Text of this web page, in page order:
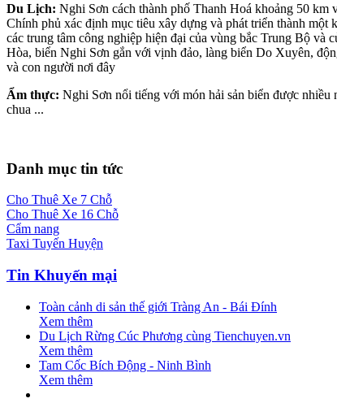
Du Lịch: Nghi Sơn cách thành phố Thanh Hoá khoảng 50
Chính phủ xác định mục tiêu xây dựng và phát triển thành
các trung tâm công nghiệp hiện đại của vùng bắc Trung Bộ và
Hòa, biển Nghi Sơn gắn với vịnh đảo, làng biển Do Xuyên,
và con người nơi đây
Ẩm thực: Nghi Sơn nổi tiếng với món hải sản biển được
chua ...
Danh mục tin tức
Cho Thuê Xe 7 Chỗ
Cho Thuê Xe 16 Chỗ
Cẩm nang
Taxi Tuyến Huyện
Tin Khuyến mại
Toàn cảnh di sản thế giới Tràng An - Bái Đính
Xem thêm
Du Lịch Rừng Cúc Phương cùng Tienchuyen.vn
Xem thêm
Tam Cốc Bích Động - Ninh Bình
Xem thêm